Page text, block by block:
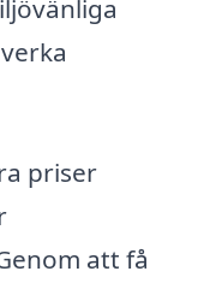
priser
att få